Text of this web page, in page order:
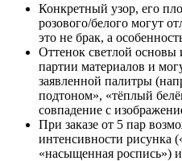
Конкретный узор, его
розового/белого могут
это не брак, а
Оттенок светлой основы
партии материалов и
заявленной палитры
подтоном», «тёплый
совпадение с
При заказе от 5 пар
интенсивности рисунка
«насыщенная роспись»)